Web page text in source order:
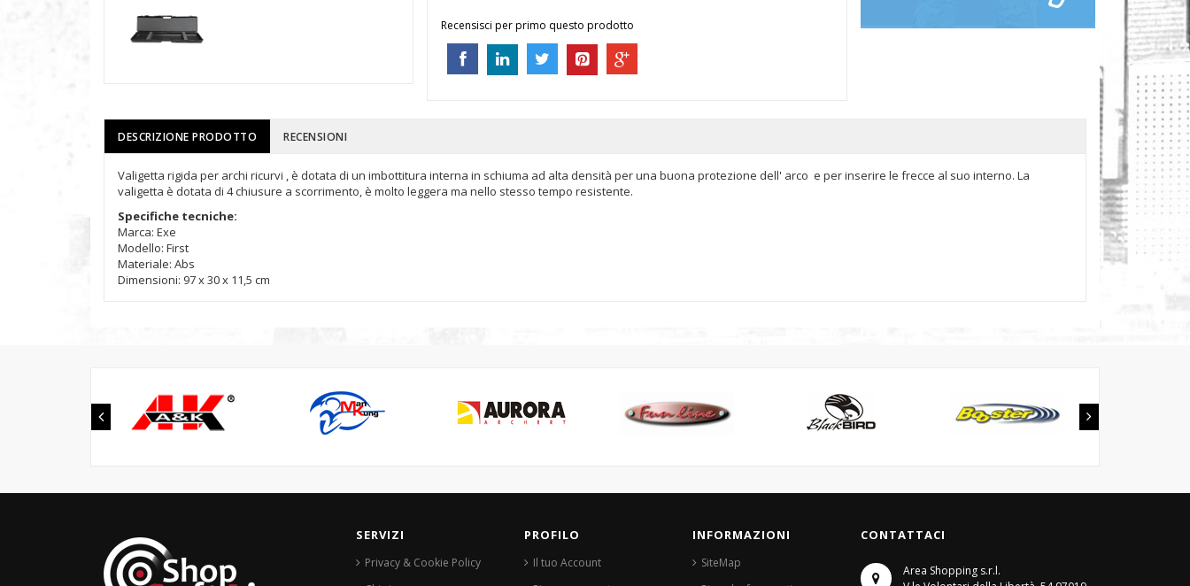
Recensisci per primo questo prodotto
DESCRIZIONE PRODOTTO RECENSIONI
Valigetta rigida per archi ricurvi , è dotata di un imbottitura interna in schiuma ad alta densità per una buona protezione dell' arco e per inserire le frecce al suo interno. La
valigetta è dotata di 4 chiusure a scorrimento, è molto leggera ma nello stesso tempo resistente.
Specifiche tecniche:
Marca: Exe
Modello: First
Materiale: Abs
Dimensioni: 97 x 30 x 11,5 cm
SERVIZI
Privacy & Cookie Policy
PROFILO
Il tuo Account
INFORMAZIONI
SiteMap
CONTATTACI
Area Shopping s.r.l.